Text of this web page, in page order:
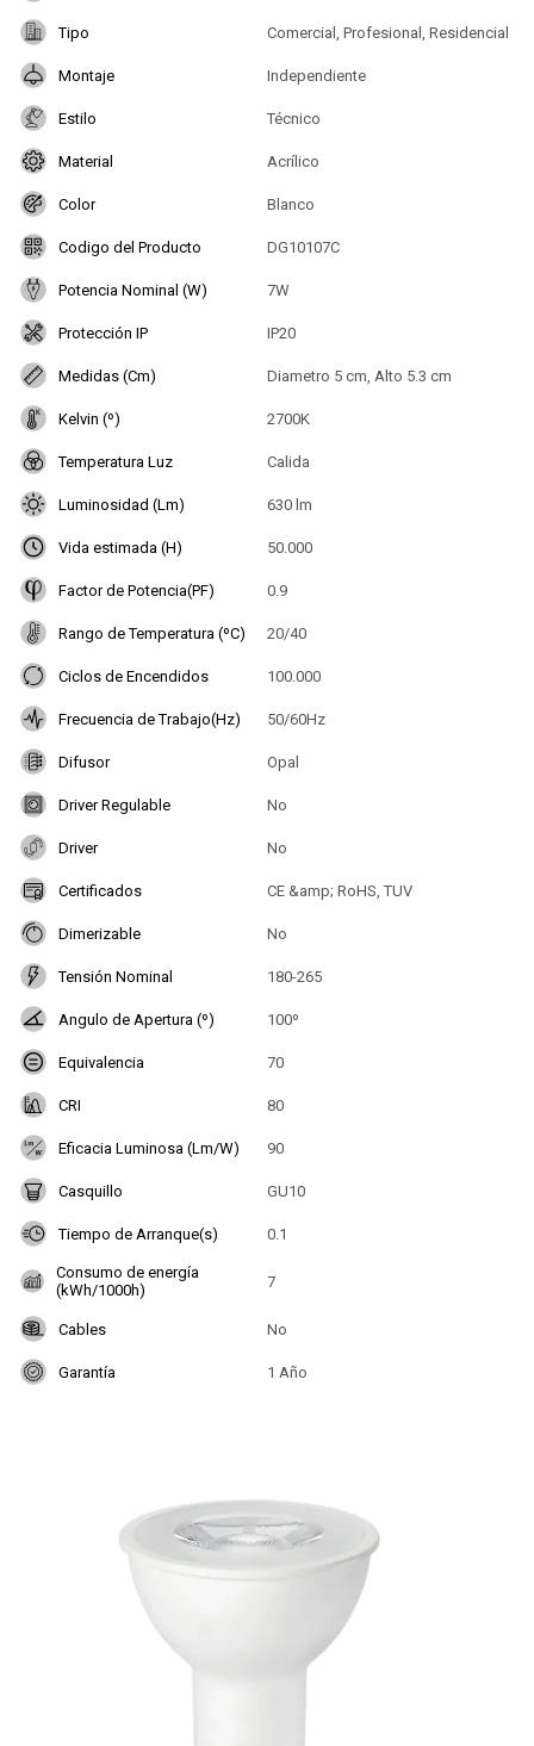
Tipo Comercial, Profesional, Residencial
Montaje Independiente
Estilo Técnico
Material Acrílico
Color Blanco
Codigo del Producto DG10107C
Potencia Nominal (W) 7W
Protección IP IP20
Medidas (Cm) Diametro 5 cm, Alto 5.3 cm
Kelvin (º) 2700K
Temperatura Luz Calida
Luminosidad (Lm) 630 lm
Vida estimada (H) 50.000
Factor de Potencia(PF) 0.9
Rango de Temperatura (ºC) 20/40
Ciclos de Encendidos 100.000
Frecuencia de Trabajo(Hz) 50/60Hz
Difusor Opal
Driver Regulable No
Driver No
Certificados CE &amp; RoHS, TUV
Dimerizable No
Tensión Nominal 180-265
Angulo de Apertura (º) 100º
Equivalencia 70
CRI 80
Eficacia Luminosa (Lm/W) 90
Casquillo GU10
Tiempo de Arranque(s) 0.1
Consumo de energía
(kWh/1000h)
7
Cables No
Garantía 1 Año